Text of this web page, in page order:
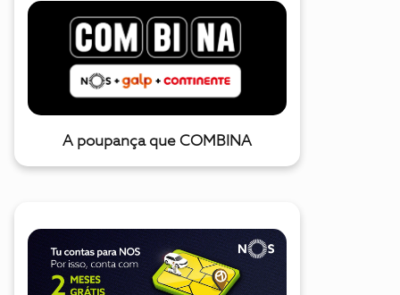
A poupança que COMBINA